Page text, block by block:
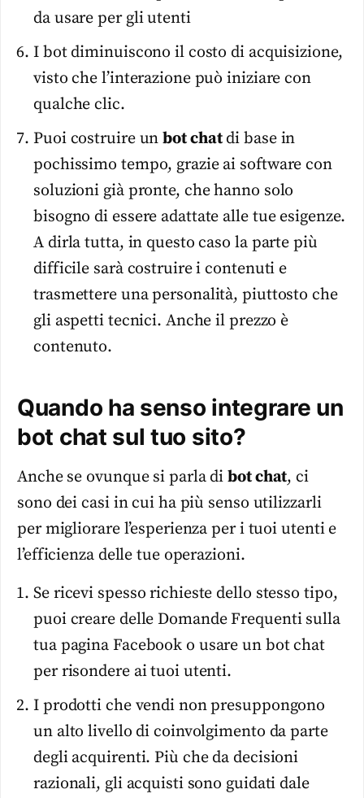
da usare per gli utenti
I bot diminuiscono il costo di acquisizione,
visto che l’interazione può iniziare con
qualche clic.
Puoi costruire unbot chatdi base in
pochissimo tempo, grazie ai software con
soluzioni già pronte, che hanno solo
bisogno di essere adattate alle tue esigenze.
A dirla tutta, in questo caso la parte più
difficile sarà costruire i contenuti e
trasmettere una personalità, piuttosto che
gli aspetti tecnici. Anche il prezzo è
contenuto.
Quando ha senso integrare un
bot chat sul tuo sito?
Anche se ovunque si parla dibot chat, ci
sono dei casi in cui ha più senso utilizzarli
per migliorare l’esperienza per i tuoi utenti e
l’efficienza delle tue operazioni.
Se ricevi spesso richieste dello stesso tipo,
puoi creare delle Domande Frequenti sulla
tua pagina Facebook o usare un bot chat
per risondere ai tuoi utenti.
I prodotti che vendi non presuppongono
un alto livello di coinvolgimento da parte
degli acquirenti. Più che da decisioni
razionali, gli acquisti sono guidati dale